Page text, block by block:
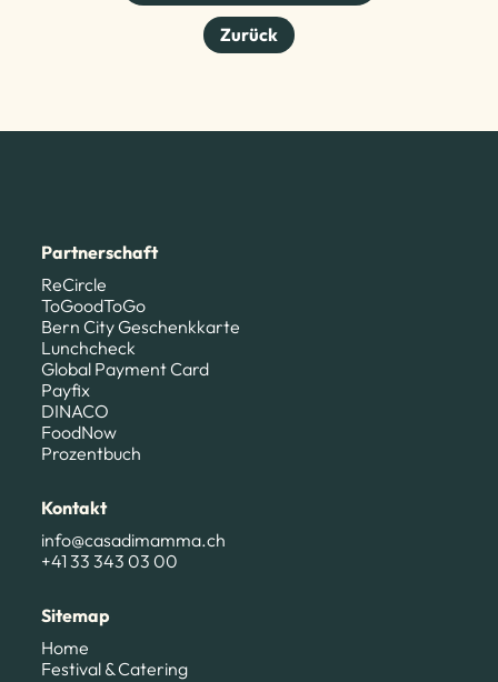
Zurück
Partnerschaft
ReCircle
ToGoodToGo
Bern City Geschenkkarte
Lunchcheck
Global Payment Card
Payfix
DINACO
FoodNow
Prozentbuch
Kontakt
info@casadimamma.ch
+41 33 343 03 00
Sitemap
Home
Festival & Catering